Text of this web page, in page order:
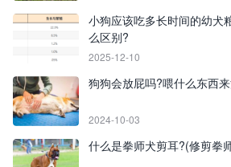
小狗应该吃多长时间的幼犬
么区别?
2025-12-10
狗狗会放屁吗?喂什么东西
2024-10-03
什么是拳师犬剪耳?(修剪拳